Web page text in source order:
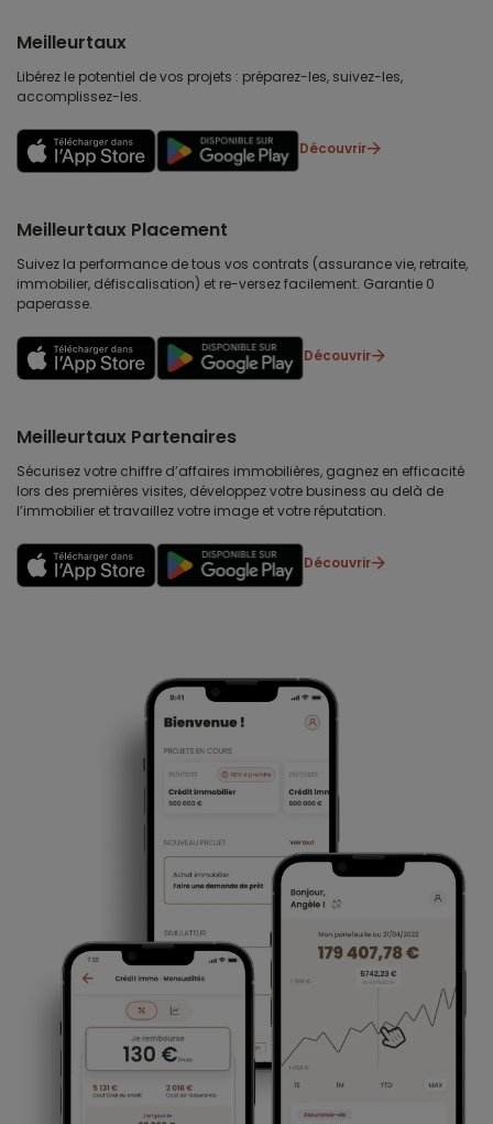
Meilleurtaux
Libérez le potentiel de vos projets : préparez-les, suivez-les,
accomplissez-les.
Découvrir
Meilleurtaux Placement
Suivez la performance de tous vos contrats (assurance vie, retraite,
immobilier, défiscalisation) et re-versez facilement. Garantie 0
paperasse.
Découvrir
Meilleurtaux Partenaires
Sécurisez votre chiffre d’affaires immobilières, gagnez en efficacité
lors des premières visites, développez votre business au delà de
l’immobilier et travaillez votre image et votre réputation.
Découvrir